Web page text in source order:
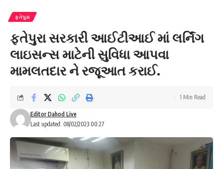
ફતેપુરા
ફતેપુરા સરકારી આઈટીઆઈ માં લર્નિંગ
લાઇસન્સ માટેની સુવિધા આપવા
મામલતદાર ને રજૂઆત કરાઈ.
Last updated: 08/02/2023 00:27
Editor Dahod Live
1 Min Read